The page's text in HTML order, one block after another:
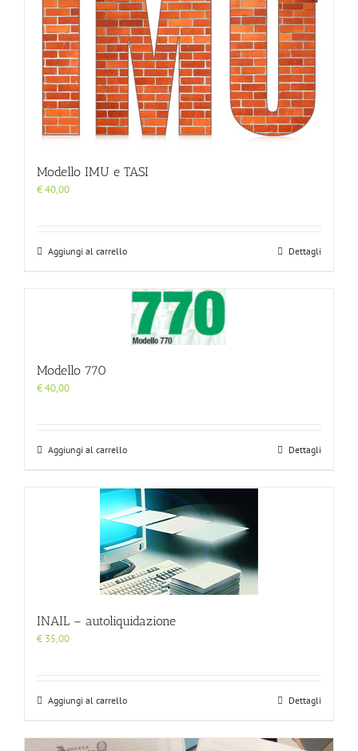
Modello IMU e TASI
€40,00
Aggiungi al carrello Dettagli
Modello 770
€40,00
Aggiungi al carrello Dettagli
INAIL – autoliquidazione
€ 35,00
Aggiungi al carrello Dettagli